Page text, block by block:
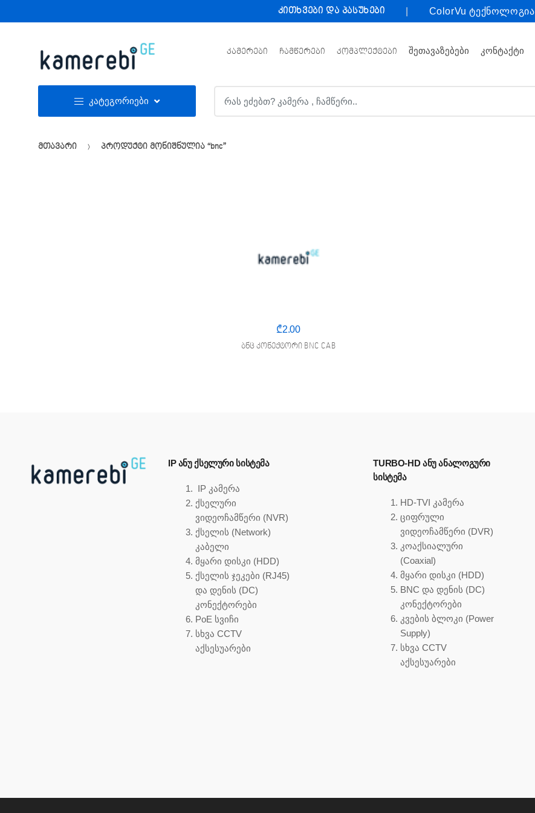
to
to
კითხვები და პასუხები ColorVu ტექნოლოგია
ᲙᲐᲛᲔᲠᲔᲑᲘ ᲩᲐᲛᲬᲔᲠᲔᲑᲘ ᲙᲝᲛᲞᲚᲔᲥᲢᲔᲑᲘ ᲨᲔᲗᲐᲕᲐᲖᲔᲑᲔᲑᲘ ᲙᲝᲜᲢᲐᲥᲢᲘ
კატეგორიები
მთავარი პროდუქტი მონიშნულია “bnc”
₾2.00
ბნც კონექტორი BNC CAB
IP ᲐᲜᲣ ᲥᲡᲔᲚᲣᲠᲘ ᲡᲘᲡᲢᲔᲛᲐ
IP კამერა
ქსელური
ვიდეოჩამწერი (NVR)
ქსელის (Network)
კაბელი
მყარი დისკი (HDD)
ქსელის ჯეკები (RJ45)
და დენის (DC)
კონექტორები
PoE სვიჩი
სხვა CCTV
აქსესუარები
TURBO-HD ᲐᲜᲣ ᲐᲜᲐᲚᲝᲒᲣᲠᲘ
ᲡᲘᲡᲢᲔᲛᲐ
HD-TVI კამერა
ციფრული
ვიდეოჩამწერი (DVR)
კოაქსიალური
(Coaxial)
მყარი დისკი (HDD)
BNC და დენის (DC)
კონექტორები
კვების ბლოკი (Power
Supply)
სხვა CCTV
აქსესუარები